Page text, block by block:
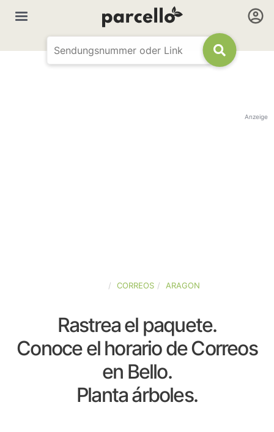
Anzeige
CORREOS ARAGON
Rastrea el paquete.
Conoce el horario de Correos
en Bello.
Planta árboles.